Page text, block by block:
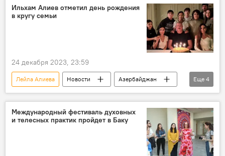
29-я Конференция сторон Рамочной конвенции ООН об изменении климата
Выставка
Ильхам Алиев отметил день рождения
в кругу семьи
24 декабря 2023, 23:59
Лейла Алиева Новости
Азербайджан
Президент
Ильхам Алиев
Мехрибан Алиева
День рождения
Еще 4
Международный фестиваль духовных
и телесных практик пройдет в Баку